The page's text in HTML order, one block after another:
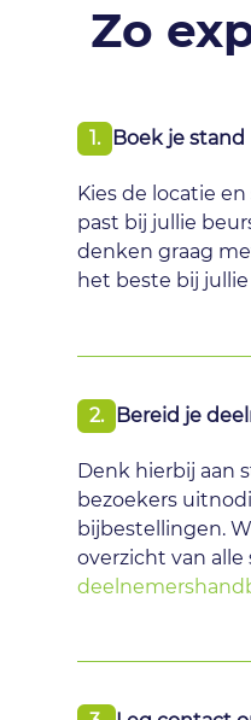
Zo
1. Boek je stand
Kies de locatie
past bij jullie
denken graag
het beste bij jullie
2. Bereid je
Denk hierbij aan
bezoekers
bijbestellingen.
overzicht van alle